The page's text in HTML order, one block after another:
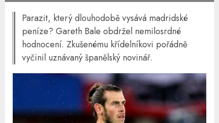
Parazit, který dlouhodobě vysává madridské
peníze? Gareth Bale obdržel nemilosrdné
hodnocení. Zkušenému křídelníkovi pořádně
vyčinil uznávaný španělský novinář.